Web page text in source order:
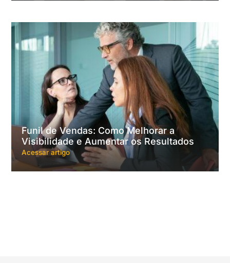
Funil de Vendas: Como Melhorar a
Visibilidade e Aumentar os Resultados
Acessar artigo